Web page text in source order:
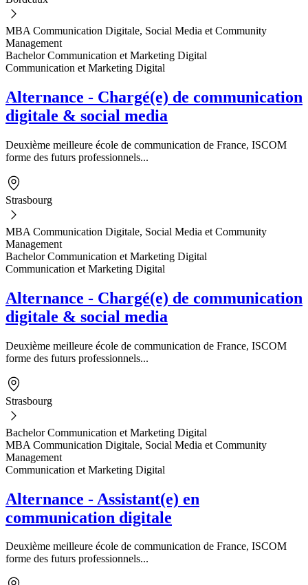
MBA Communication Digitale, Social Media et Community
Management
Bachelor Communication et Marketing Digital
Communication et Marketing Digital
Alternance - Chargé(e) de communication
digitale & social media
Deuxième meilleure école de communication de France, ISCOM
forme des futurs professionnels...
Strasbourg
MBA Communication Digitale, Social Media et Community
Management
Bachelor Communication et Marketing Digital
Communication et Marketing Digital
Alternance - Chargé(e) de communication
digitale & social media
Deuxième meilleure école de communication de France, ISCOM
forme des futurs professionnels...
Strasbourg
Bachelor Communication et Marketing Digital
MBA Communication Digitale, Social Media et Community
Management
Communication et Marketing Digital
Alternance - Assistant(e) en
communication digitale
Deuxième meilleure école de communication de France, ISCOM
forme des futurs professionnels...